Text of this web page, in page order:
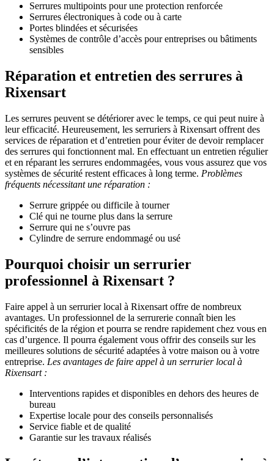
Serrures multipoints pour une protection renforcée
Serrures électroniques à code ou à carte
Portes blindées et sécurisées
Systèmes de contrôle d’accès pour entreprises ou bâtiments
sensibles
Réparation et entretien des serrures à
Rixensart
Les serrures peuvent se détériorer avec le temps, ce qui peut nuire à
leur efficacité. Heureusement, les serruriers à Rixensart offrent des
services de réparation et d’entretien pour éviter de devoir remplacer
des serrures qui fonctionnent mal. En effectuant un entretien régulier
et en réparant les serrures endommagées, vous vous assurez que vos
systèmes de sécurité restent efficaces à long terme. Problèmes
fréquents nécessitant une réparation :
Serrure grippée ou difficile à tourner
Clé qui ne tourne plus dans la serrure
Serrure qui ne s’ouvre pas
Cylindre de serrure endommagé ou usé
Pourquoi choisir un serrurier
professionnel à Rixensart ?
Faire appel à un serrurier local à Rixensart offre de nombreux
avantages. Un professionnel de la serrurerie connaît bien les
spécificités de la région et pourra se rendre rapidement chez vous en
cas d’urgence. Il pourra également vous offrir des conseils sur les
meilleures solutions de sécurité adaptées à votre maison ou à votre
entreprise. Les avantages de faire appel à un serrurier local à
Rixensart :
Interventions rapides et disponibles en dehors des heures de
bureau
Expertise locale pour des conseils personnalisés
Service fiable et de qualité
Garantie sur les travaux réalisés